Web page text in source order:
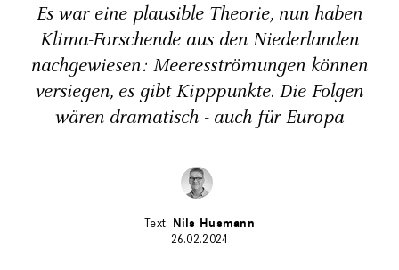
Es war eine plausible Theorie, nun haben
Klima-Forschende aus den Niederlanden
nachgewiesen: Meeresströmungen können
versiegen, es gibt Kipppunkte. Die Folgen
wären dramatisch - auch für Europa
Nils Husmann
26.02.2024